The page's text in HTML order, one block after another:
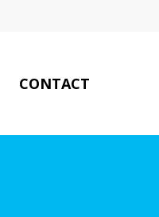
CONTACT